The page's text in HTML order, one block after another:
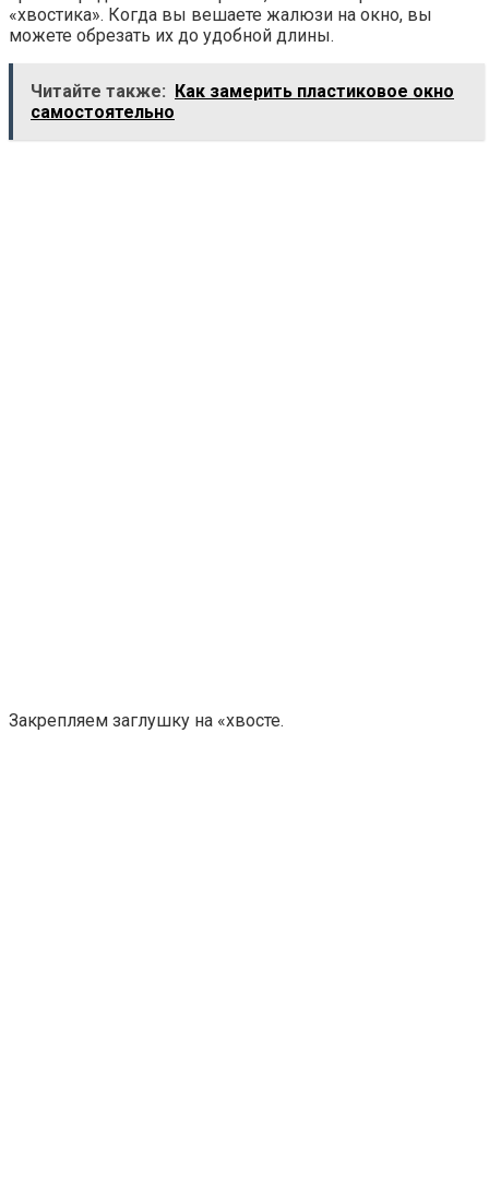
«хвостика». Когда вы вешаете жалюзи на окно, вы
можете обрезать их до удобной длины.
Читайте также: Как замерить пластиковое окно
самостоятельно
Закрепляем заглушку на «хвосте.